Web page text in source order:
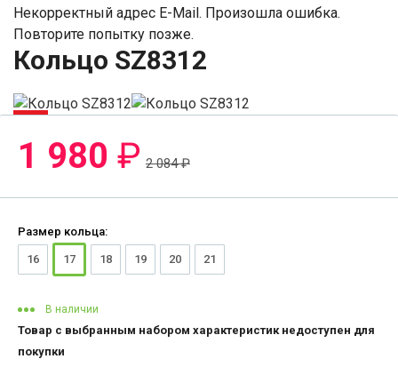
Некорректный адрес E-Mail. Произошла ошибка.
Повторите попытку позже.
Кольцо SZ8312
-5%
1 980 ₽ 2 084₽
Размер кольца:
16 17 18 19 20 21
В наличии
Товар с выбранным набором характеристик недоступен для
покупки